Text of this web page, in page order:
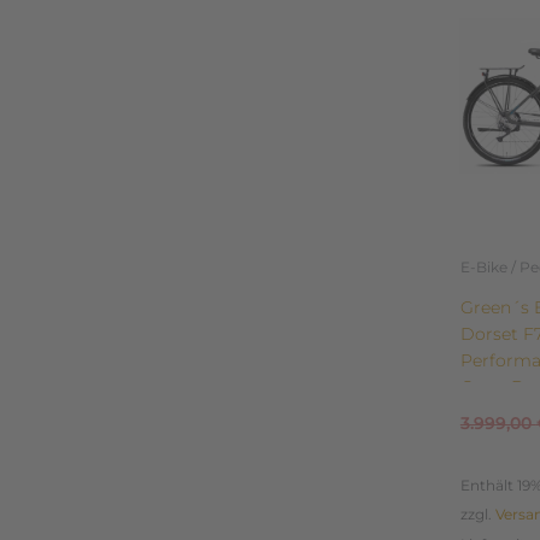
E-Bike /
Green´s
Dorset
Gang
3.999,00
Enthält
zzgl.
mehrere
auf.
Die
Optionen
gewählt
werden